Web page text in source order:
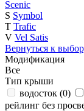
Scenic
S Symbol
T Trafic
V Vel Satis
Вернуться к
Модификация
Все
Тип крыши
водосток (0)
рейлинг без